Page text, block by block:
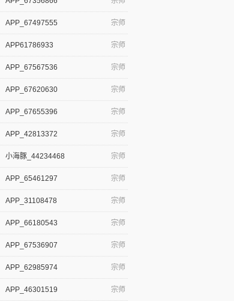
APP_67497555 宗师
APP61786933 宗师
APP_67567536 宗师
APP_67620630 宗师
APP_67655396 宗师
APP_42813372 宗师
小海豚_44234468 宗师
APP_65461297 宗师
APP_31108478 宗师
APP_66180543 宗师
APP_67536907 宗师
APP_62985974 宗师
APP_46301519 宗师